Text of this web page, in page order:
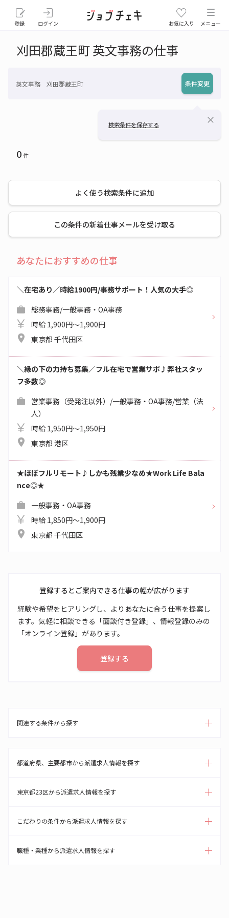
登録 ログイン お気に入り メニュー
刈田郡蔵王町 英文事務の仕事
英文事務 刈田郡蔵王町 条件変更
検索条件を保存する close
0件
よく使う検索条件に追加
この条件の新着仕事メールを受け取る
あなたにおすすめの仕事
＼在宅あり／時給1900円/事務サポート！人気の大手◎
総務事務/一般事務・OA事務
時給 1,900円～1,900円
東京都 千代田区
＼縁の下の力持ち募集／フル在宅で営業サポ♪弊社スタッ
フ多数◎
営業事務（受発注以外）/一般事務・OA事務/営業（法
人）
時給 1,950円～1,950円
東京都 港区
★ほぼフルリモート♪しかも残業少なめ★Work Life Bala
nce◎★
一般事務・OA事務
時給 1,850円～1,900円
東京都 千代田区
登録するとご案内できる仕事の幅が広がります
経験や希望をヒアリングし、よりあなたに合う仕事を提案し
ます。気軽に相談できる「面談付き登録」、情報登録のみの
「オンライン登録」があります。
登録する
関連する条件から探す
都道府県、主要都市から派遣求人情報を探す
東京都23区から派遣求人情報を探す
こだわりの条件から派遣求人情報を探す
職種・業種から派遣求人情報を探す